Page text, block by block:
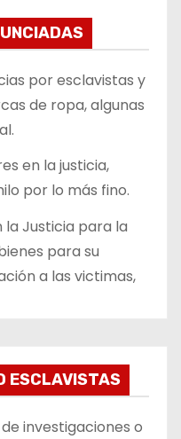
por esclavistas y
de ropa, algunas
en la justicia,
por lo más fino.
la Justicia para la
para su
a las victimas,
ESCLAVISTAS
investigaciones o